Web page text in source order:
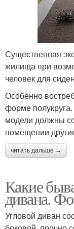
Существенная
жилища при
человек для
Особенно
форме
модели должны
помещении
читать дальше →
Какие
дивана.
Угловой диван